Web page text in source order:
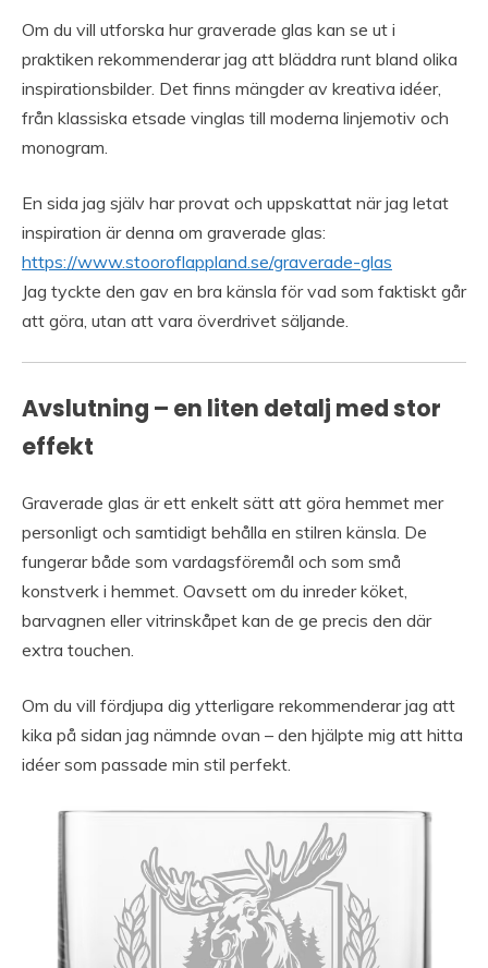
Om du vill utforska hur graverade glas kan se ut i
praktiken rekommenderar jag att bläddra runt bland olika
inspirationsbilder. Det finns mängder av kreativa idéer,
från klassiska etsade vinglas till moderna linjemotiv och
monogram.
En sida jag själv har provat och uppskattat när jag letat
inspiration är denna om graverade glas:
https://www.stooroflappland.se/graverade-glas
Jag tyckte den gav en bra känsla för vad som faktiskt går
att göra, utan att vara överdrivet säljande.
Avslutning – en liten detalj med stor
effekt
Graverade glas är ett enkelt sätt att göra hemmet mer
personligt och samtidigt behålla en stilren känsla. De
fungerar både som vardagsföremål och som små
konstverk i hemmet. Oavsett om du inreder köket,
barvagnen eller vitrinskåpet kan de ge precis den där
extra touchen.
Om du vill fördjupa dig ytterligare rekommenderar jag att
kika på sidan jag nämnde ovan – den hjälpte mig att hitta
idéer som passade min stil perfekt.